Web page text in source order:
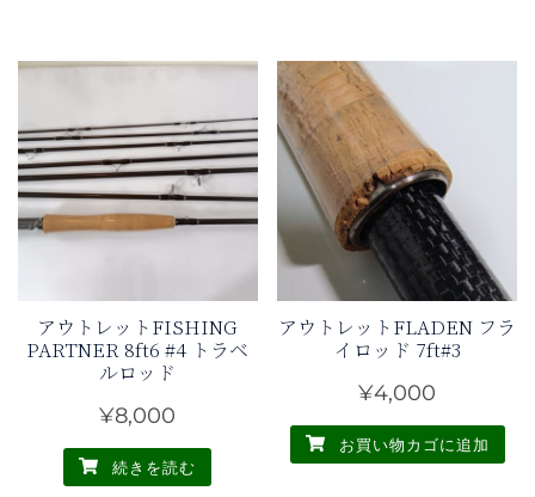
り
ま
す。
オ
シ
ョ
ン
商
品
ペ
アウトレットFISHING
PARTNER 8ft6 #4 トラベ
ルロッド
¥8,000
続きを読む
アウトレットFLADEN フラ
イロッド 7ft#3
¥4,000
お買い物カゴに追加